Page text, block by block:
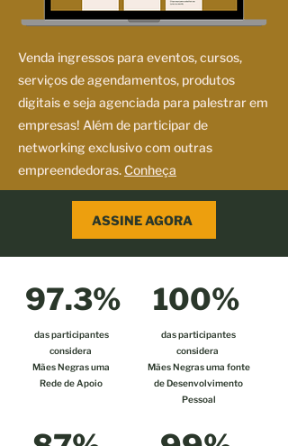
Venda ingressos para eventos, cursos,
serviços de agendamentos, produtos
digitais e seja agenciada para palestrar em
empresas! Além de participar de
networking exclusivo com outras
empreendedoras.Conheça
ASSINE AGORA
97.3%
das participantes
considera
Mães Negras uma
Rede de Apoio
100%
das participantes
considera
Mães Negras uma fonte
de Desenvolvimento
Pessoal